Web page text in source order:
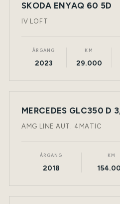
NY BIL
SKODA ENYAQ 60 5D
IV LOFT
ÅRGANG
2023
KM
29.000
LEASING NY BIL
MERCEDES GLC350 D
AMG LINE AUT. 4MATIC
ÅRGANG
2018
KM